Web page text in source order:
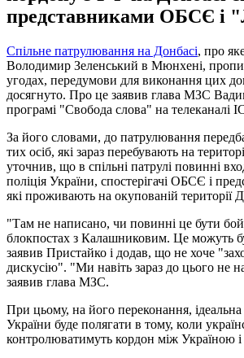
представниками ОБСЄ і
Спільне патрулювання на Донбасі, про
Володимир Зеленський в Мюнхені,
угодах, передумови для виконання цих
досягнуто. Про це заявив глава МЗС
програмі "Свобода слова" на телеканалі
За його словами, до патрулювання
тих осіб, які зараз перебувають на
уточнив, що в спільні патрулі повинні
поліція України, спостерігачі ОБСЄ і
які проживають на окупованій території
"Там не написано, чи повинні це бути
блокпостах з Калашниковим. Це можуть
заявив Пристайко і додав, що не хоче
дискусію". "Ми навіть зараз до цього не
заявив глава МЗС.
При цьому, на його переконання, ідеальна
України буде полягати в тому, коли
контролюватимуть кордон між Україною і